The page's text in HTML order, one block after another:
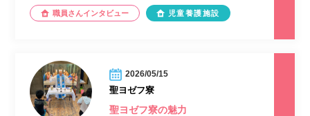
職員さんインタビュー 児童養護施設
2026/05/15
聖ヨゼフ寮
聖ヨゼフ寮の魅力